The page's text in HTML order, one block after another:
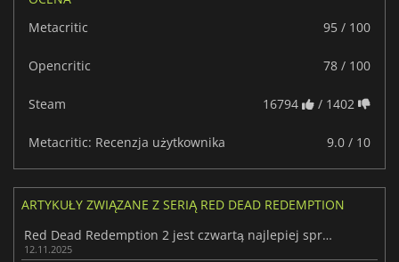
Metacritic
95 / 100
Opencritic 78 / 100
Steam 16794 / 1402
Metacritic: Recenzja użytkownika 9.0 / 10
ARTYKUŁY ZWIĄZANE Z SERIĄ RED DEAD REDEMPTION
Red Dead Redemption 2 jest czwartą najlepiej sprzedającą się grą w historii
12.11.2025